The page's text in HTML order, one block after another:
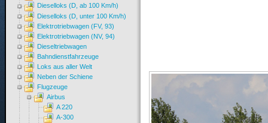
Dieselloks (D, ab 100 Km/h)
Dieselloks (D, unter 100 Km/h)
Elektrotriebwagen (FV, 93)
Elektrotriebwagen (NV, 94)
Dieseltriebwagen
Bahndienstfahrzeuge
Loks aus aller Welt
Neben der Schiene
Flugzeuge
Airbus
A 220
A-300